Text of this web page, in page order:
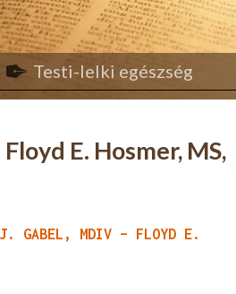
Testi-lelki egészség
E. Hosmer, MS,
J. GABEL, MDIV – FLOYD E.